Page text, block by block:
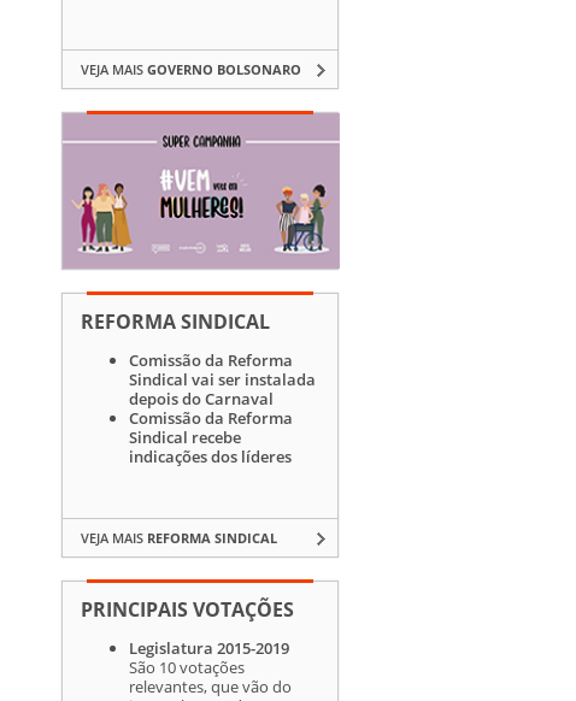
VEJA MAIS GOVERNO BOLSONARO
REFORMA SINDICAL
Comissão da Reforma
Sindical vai ser instalada
depois do Carnaval
Comissão da Reforma
Sindical recebe
indicações dos líderes
VEJA MAIS REFORMA SINDICAL
PRINCIPAIS VOTAÇÕES
Legislatura 2015-2019
São 10 votações
relevantes, que vão do